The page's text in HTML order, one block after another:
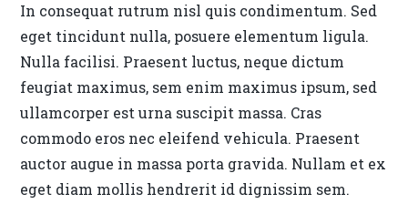
In consequat rutrum nisl quis condimentum. Sed
eget tincidunt nulla, posuere elementum ligula.
Nulla facilisi. Praesent luctus, neque dictum
feugiat maximus, sem enim maximus ipsum, sed
ullamcorper est urna suscipit massa. Cras
commodo eros nec eleifend vehicula. Praesent
auctor augue in massa porta gravida. Nullam et ex
eget diam mollis hendrerit id dignissim sem.